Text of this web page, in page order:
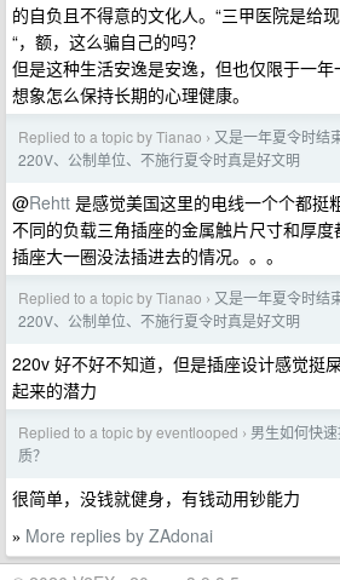
的自负且不得意的文化人。“三甲医院是给
“，额，这么骗自己的吗？
但是这种生活安逸是安逸，但也仅限于一
想象怎么保持长期的心理健康。
Replied to a topic by Tianao › 又是一年夏令时结
220V、公制单位、不施行夏令时真是好文明
@Rehtt 是感觉美国这里的电线一个个都挺
不同的负载三角插座的金属触片尺寸和厚
插座大一圈没法插进去的情况。。。
Replied to a topic by Tianao › 又是一年夏令时结
220V、公制单位、不施行夏令时真是好文明
220v 好不好不知道，但是插座设计感觉挺
起来的潜力
Replied to a topic by eventlooped › 男生如何快
质？
很简单，没钱就健身，有钱动用钞能力
» More replies by ZAdonai